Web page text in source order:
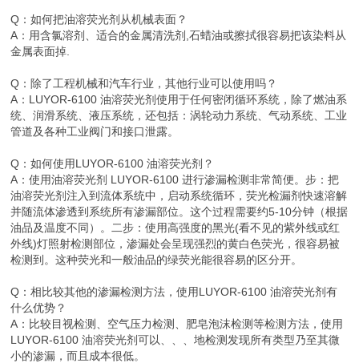
Q：如何把油溶荧光剂从机械表面？
A：用含氯溶剂、适合的金属清洗剂,石蜡油或擦拭很容易把该染料从
金属表面掉.
Q：除了工程机械和汽车行业，其他行业可以使用吗？
A：LUYOR-6100 油溶荧光剂使用于任何密闭循环系统，除了燃油系
统、润滑系统、液压系统，还包括：涡轮动力系统、气动系统、工业
管道及各种工业阀门和接口泄露。
Q：如何使用LUYOR-6100 油溶荧光剂？
A：使用油溶荧光剂 LUYOR-6100 进行渗漏检测非常简便。步：把
油溶荧光剂注入到流体系统中，启动系统循环，荧光检漏剂快速溶解
并随流体渗透到系统所有渗漏部位。这个过程需要约5-10分钟（根据
油品及温度不同）。二步：使用高强度的黑光(看不见的紫外线或红
外线)灯照射检测部位，渗漏处会呈现强烈的黄白色荧光，很容易被
检测到。这种荧光和一般油品的绿荧光能很容易的区分开。
Q：相比较其他的渗漏检测方法，使用LUYOR-6100 油溶荧光剂有
什么优势？
A：比较目视检测、空气压力检测、肥皂泡沫检测等检测方法，使用
LUYOR-6100 油溶荧光剂可以、、、地检测发现所有类型乃至其微
小的渗漏，而且成本很低。